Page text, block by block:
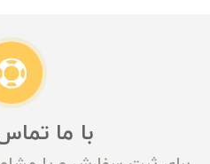
با ما